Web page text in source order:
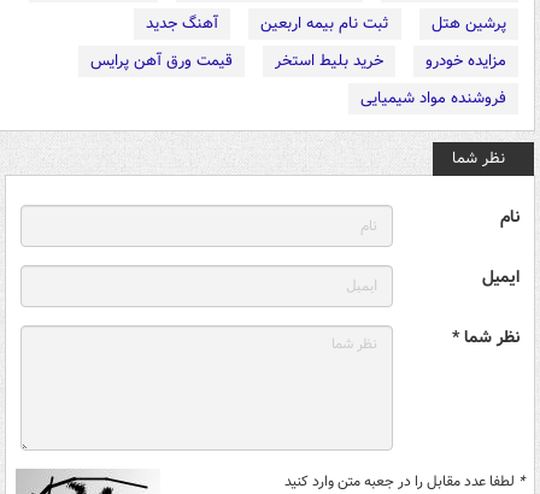
پرشین هتل
ثبت نام بیمه اربعین
آهنگ جدید
مزایده خودرو
خرید بلیط استخر
قیمت ورق آهن پرایس
فروشنده مواد شیمیایی
نظر شما
نام
ایمیل
نظر شما *
* لطفا عدد مقابل را در جعبه متن وارد کنید